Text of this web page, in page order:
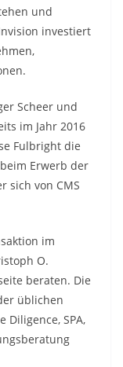
und
investiert
Scheer und
im Jahr 2016
Fulbright die
Erwerb der
sich von CMS
im
O.
beraten. Die
üblichen
Diligence, SPA,